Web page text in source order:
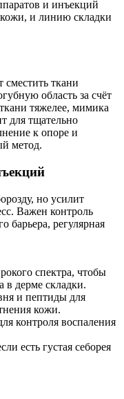
и инъекций
кожи, и линию складки
ткани
область за счёт
тяжелее, мимика
для тщательно
к опоре и
метод.
но усилит
Важен контроль
барьера, регулярная
спектра, чтобы
в дерме складки.
и пептиды для
кожи.
контроля воспаления
есть густая себорея